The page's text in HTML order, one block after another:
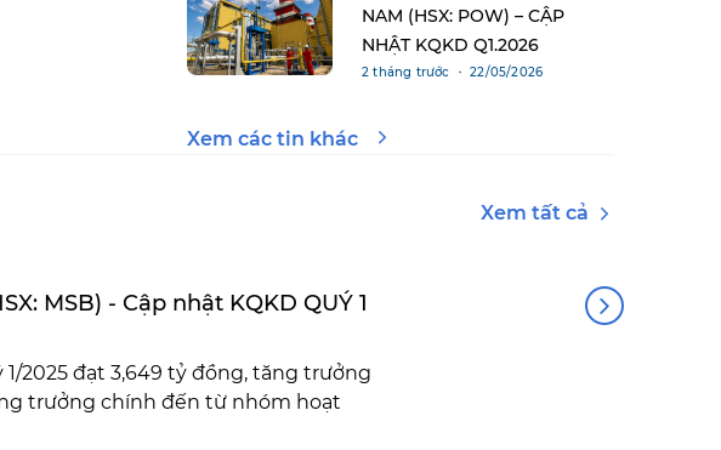
NAM (HSX: POW) – CẬP
NHẬT KQKD Q1.2026
2 tháng trước ・ 22/05/2026
Xem các tin khác
Xem tất cả
MSB) - Cập nhật KQKD QUÝ 1
2025 đạt 3,649 tỷ đồng, tăng trưởng
trưởng chính đến từ nhóm hoạt